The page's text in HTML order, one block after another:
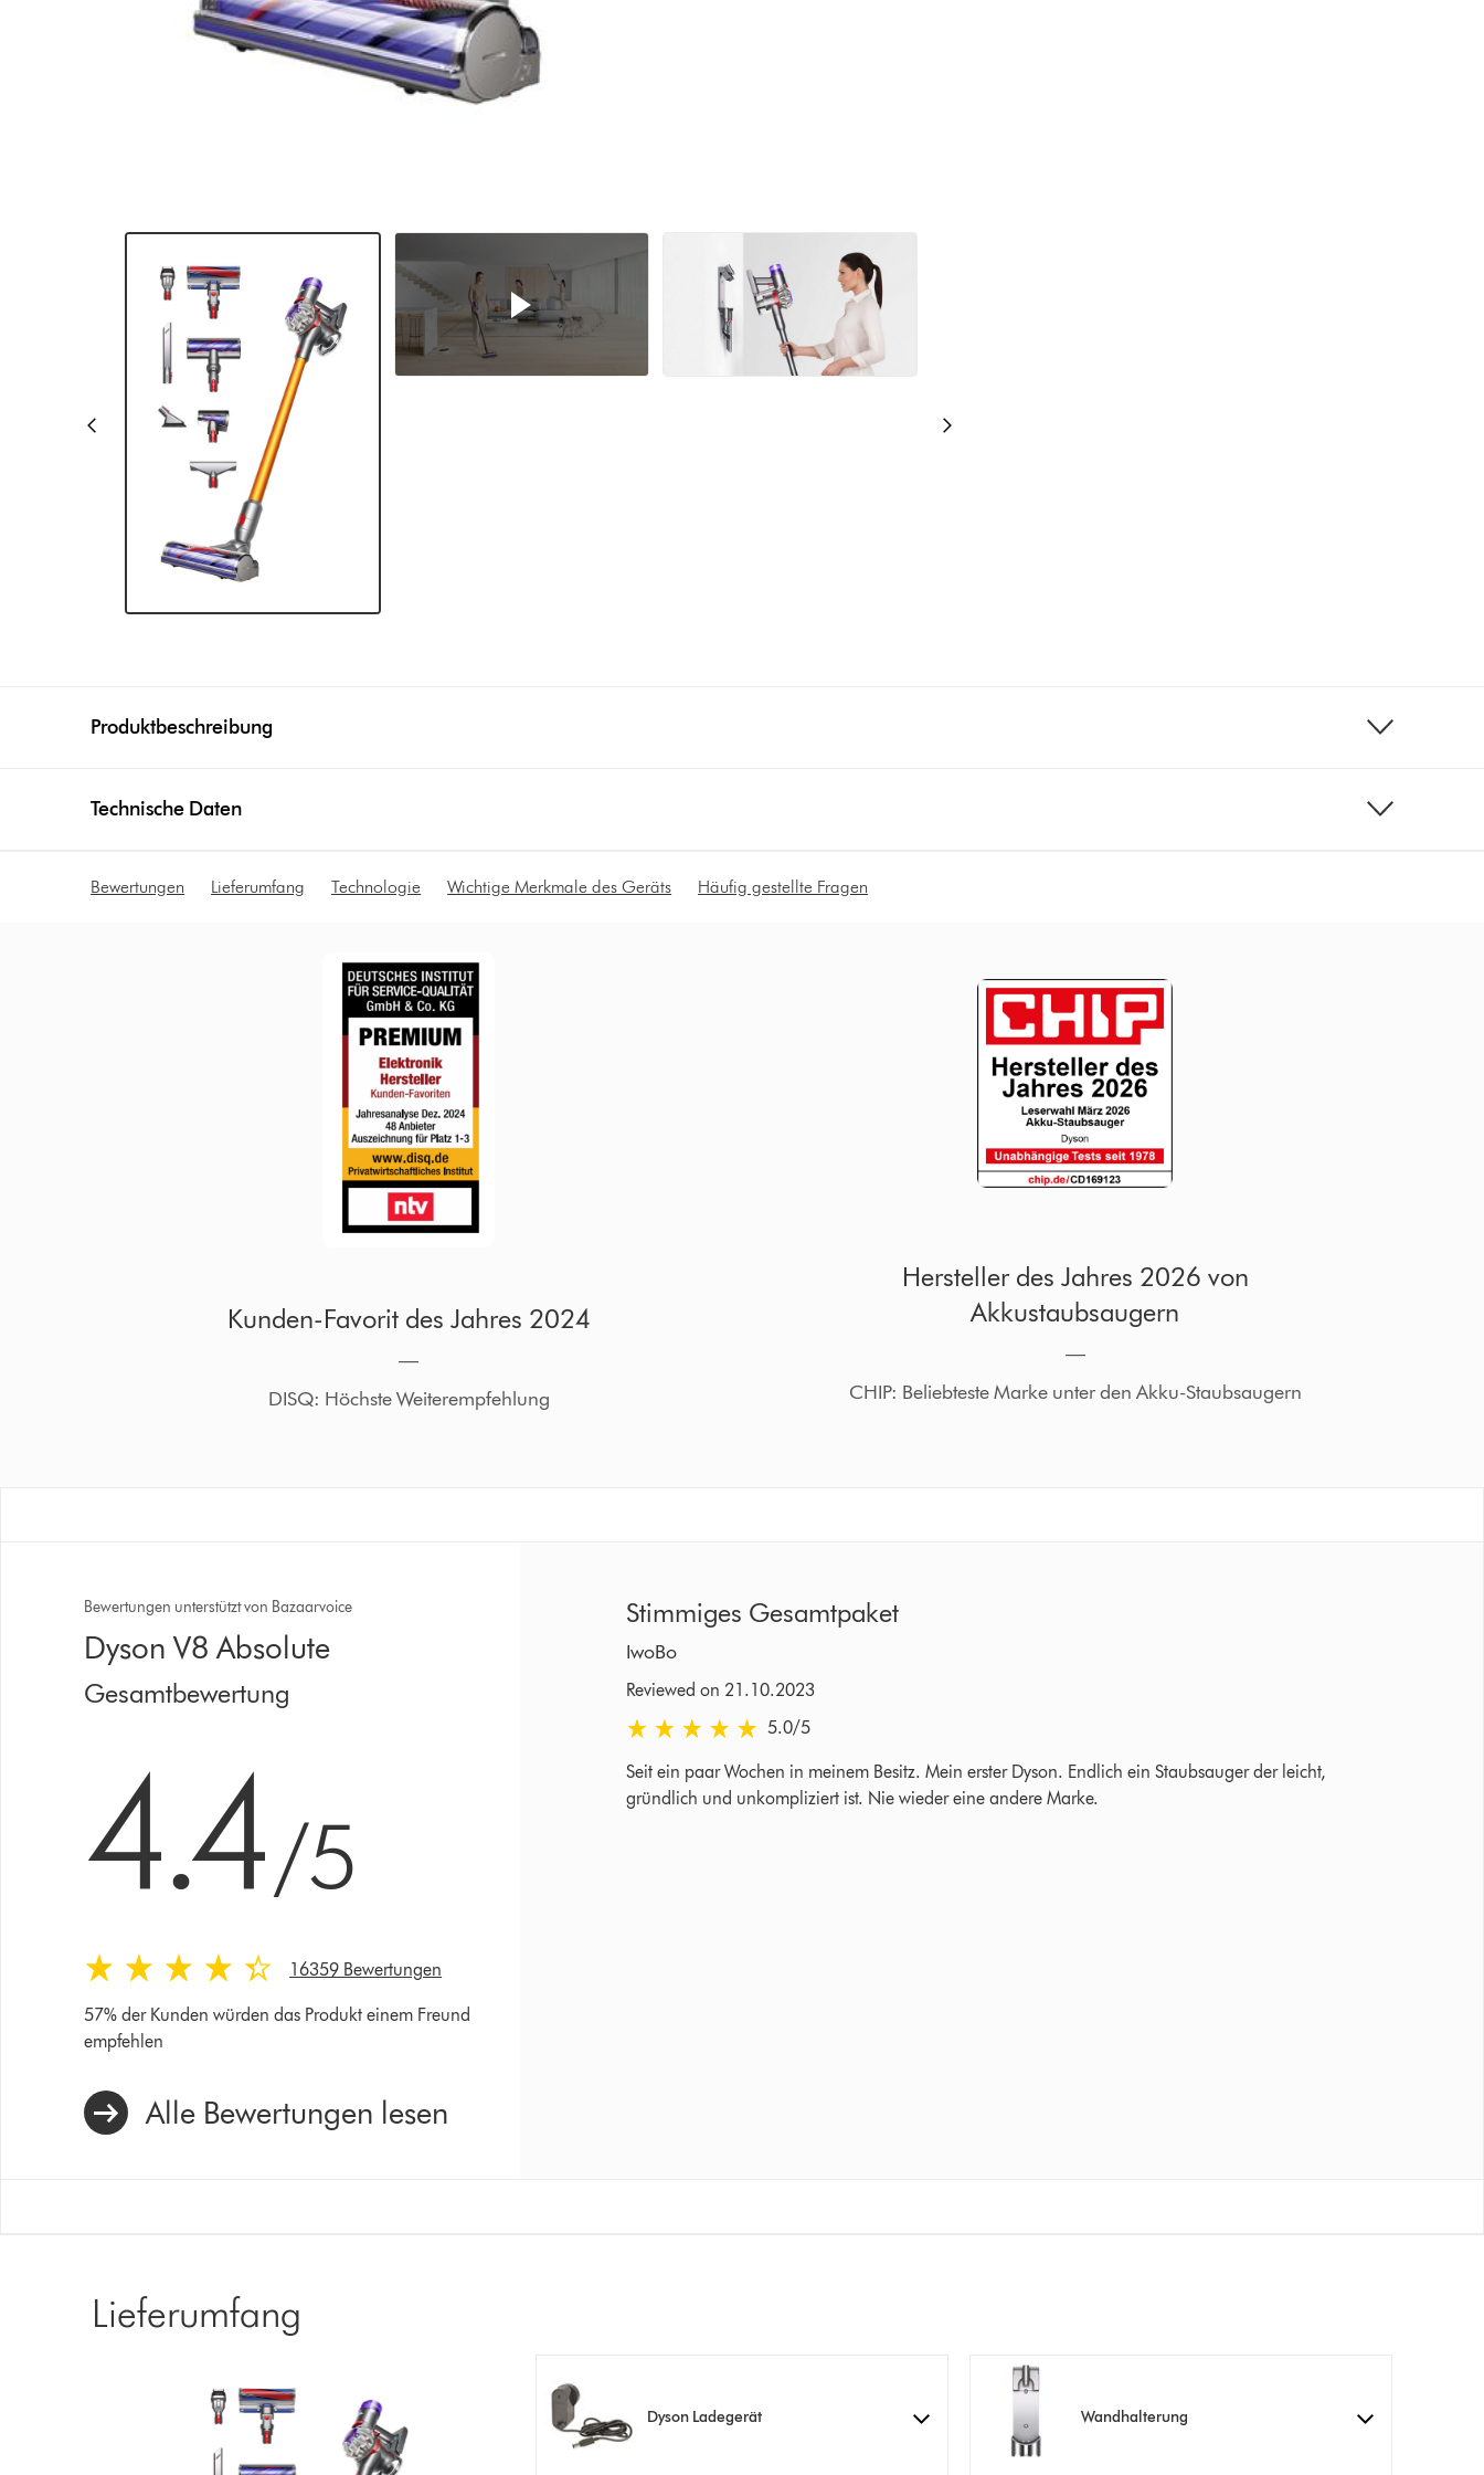
Produktbeschreibung
Technische Daten
Bewertungen Lieferumfang Technologie Wichtige Merkmale des Geräts Häufig gestellte Fragen
Kunden-Favorit des Jahres 2024
―
DISQ: Höchste Weiterempfehlung
Hersteller des Jahres 2026 von
Akkustaubsaugern
―
CHIP: Beliebteste Marke unter den Akku-Staubsaugern
Bewertungen unterstützt von Bazaarvoice
Dyson V8 Absolute
Gesamtbewertung
4.4/5
16359 Bewertungen
57% der Kunden würden das Produkt einem Freund
empfehlen
Alle Bewertungen lesen
Stimmiges Gesamtpaket
IwoBo
Reviewed on 21.10.2023
5.0 stars out of 5 from Reviewed on 21.10.2023 Bewertungen
5.0/5
Seit ein paar Wochen in meinem Besitz. Mein erster Dyson. Endlich ein Staubsauger der leicht,
gründlich und unkompliziert ist. Nie wieder eine andere Marke.
Lieferumfang
Dyson Ladegerät Wandhalterung